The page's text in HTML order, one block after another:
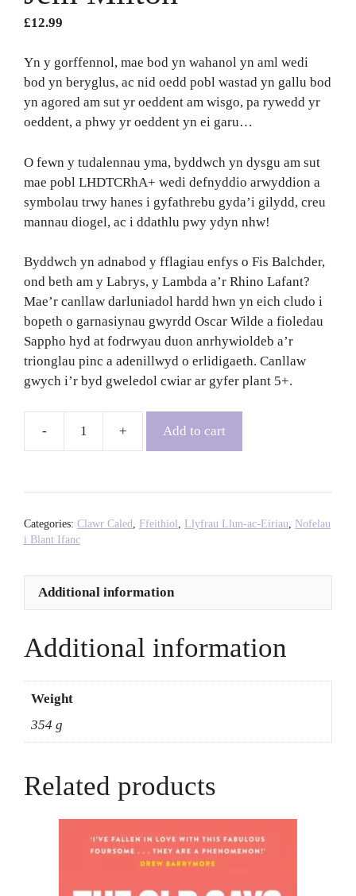
£12.99
Yn y gorffennol, mae bod yn wahanol yn aml wedi
bod yn beryglus, ac nid oedd pobl wastad yn gallu bod
yn agored am sut yr oeddent am wisgo, pa rywedd yr
oeddent, a phwy yr oeddent yn ei garu…
O fewn y tudalennau yma, byddwch yn dysgu am sut
mae pobl LHDTCRhA+ wedi defnyddio arwyddion a
symbolau trwy hanes i gyfathrebu gyda’i gilydd, creu
mannau diogel, ac i ddathlu pwy ydyn nhw!
Byddwch yn adnabod y fflagiau enfys o Fis Balchder,
ond beth am y Labrys, y Lambda a’r Rhino Lafant?
Mae’r canllaw darluniadol hardd hwn yn eich cludo i
bopeth o garnasiynau gwyrdd Oscar Wilde a fioledau
Sappho hyd at fodrwyau duon anrhywioldeb a’r
trionglau pinc a adenillwyd o erlidigaeth. Canllaw
gwych i’r byd gweledol cwiar ar gyfer plant 5+.
Rainbows,
Queer
History
-
Kingsley
Publishers
+
Add to cart
Categories: Clawr Caled Ffeithiol Llyfrau Llun-ac-Eiriau
Nofelau
i Blant Ifanc
Additional information
Additional information
Weight
354 g
Related products